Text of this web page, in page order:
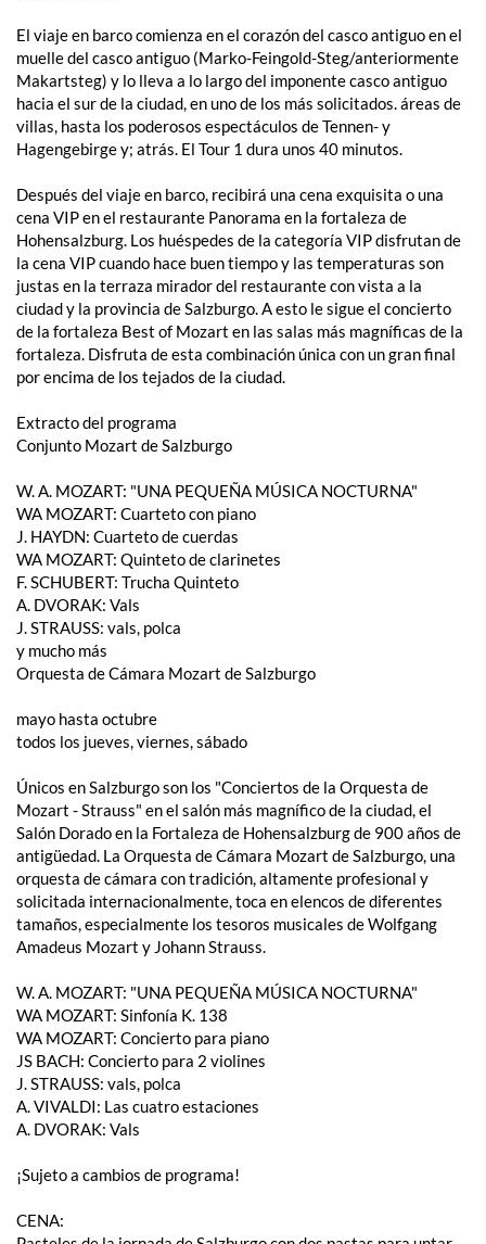
El viaje en barco comienza en el corazón del casco antiguo en el
muelle del casco antiguo (Marko-Feingold-Steg/anteriormente
Makartsteg) y lo lleva a lo largo del imponente casco antiguo
hacia el sur de la ciudad, en uno de los más solicitados. áreas de
villas, hasta los poderosos espectáculos de Tennen- y
Hagengebirge y; atrás. El Tour 1 dura unos 40 minutos.
Después del viaje en barco, recibirá una cena exquisita o una
cena VIP en el restaurante Panorama en la fortaleza de
Hohensalzburg. Los huéspedes de la categoría VIP disfrutan de
la cena VIP cuando hace buen tiempo y las temperaturas son
justas en la terraza mirador del restaurante con vista a la
ciudad y la provincia de Salzburgo. A esto le sigue el concierto
de la fortaleza Best of Mozart en las salas más magníficas de la
fortaleza. Disfruta de esta combinación única con un gran final
por encima de los tejados de la ciudad.
Extracto del programa
Conjunto Mozart de Salzburgo
W. A. ​​MOZART: "UNA PEQUEÑA MÚSICA NOCTURNA"
WA MOZART: Cuarteto con piano
J. HAYDN: Cuarteto de cuerdas
WA MOZART: Quinteto de clarinetes
F. SCHUBERT: Trucha Quinteto
A. DVORAK: Vals
J. STRAUSS: vals, polca
y mucho más
Orquesta de Cámara Mozart de Salzburgo
mayo hasta octubre
todos los jueves, viernes, sábado
Únicos en Salzburgo son los "Conciertos de la Orquesta de
Mozart - Strauss" en el salón más magnífico de la ciudad, el
Salón Dorado en la Fortaleza de Hohensalzburg de 900 años de
antigüedad. La Orquesta de Cámara Mozart de Salzburgo, una
orquesta de cámara con tradición, altamente profesional y
solicitada internacionalmente, toca en elencos de diferentes
tamaños, especialmente los tesoros musicales de Wolfgang
Amadeus Mozart y Johann Strauss.
W. A. ​​MOZART: "UNA PEQUEÑA MÚSICA NOCTURNA"
WA MOZART: Sinfonía K. 138
WA MOZART: Concierto para piano
JS BACH: Concierto para 2 violines
J. STRAUSS: vals, polca
A. VIVALDI: Las cuatro estaciones
A. DVORAK: Vals
¡Sujeto a cambios de programa!
CENA: